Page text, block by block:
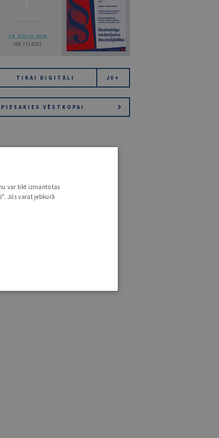
14. JŪLIJS 2026
NR 7 (1425)
TIKAI DIGITĀLI JV+
PIESAKIES VĒSTKOPAI
var tikt izmantotas
Jūs varat jebkurā